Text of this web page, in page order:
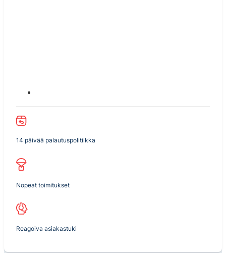
14 päivää palautuspolitiikka
Nopeat toimitukset
Reagoiva asiakastuki